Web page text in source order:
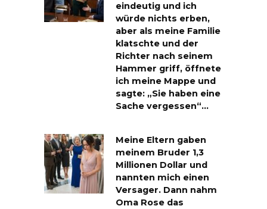
eindeutig und ich
würde nichts erben,
aber als meine Familie
klatschte und der
Richter nach seinem
Hammer griff, öffnete
ich meine Mappe und
sagte: „Sie haben eine
Sache vergessen“…
Meine Eltern gaben
meinem Bruder 1,3
Millionen Dollar und
nannten mich einen
Versager. Dann nahm
Oma Rose das